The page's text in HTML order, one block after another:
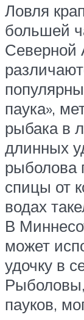
Ловля
большей
Северной
паука»,
рыбака в
длинных
рыболова
спицы от
водах
В
может
удочку в
пауков,